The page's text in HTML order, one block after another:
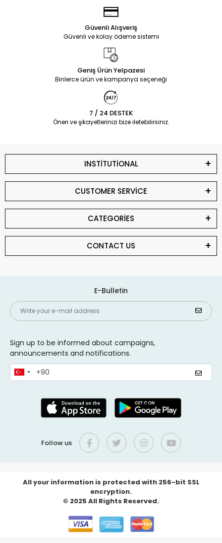
Güvenli Alışveriş
Güvenli ve kolay ödeme sistemi
Geniş Ürün Yelpazesi
Binlerce ürün ve kampanya seçeneği
7 / 24 DESTEK
Öneri ve şikayetlerinizi bize iletebilirsiniz.
INSTİTUTİONAL
CUSTOMER SERVİCE
CATEGORİES
CONTACT US
E-Bulletin
Sign up to be informed about campaigns,
announcements and notifications.
Follow us
All your information is protected with 256-bit SSL
encryption.
© 2025 All Rights Reserved.